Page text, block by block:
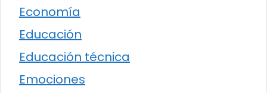
Economía
Educación
Educación técnica
Emociones